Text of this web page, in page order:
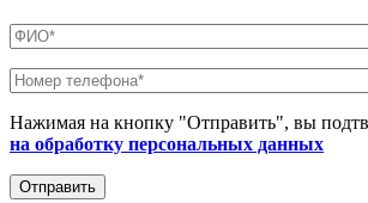
Нажимая на кнопку "Отправить", вы
на обработку персональных данных